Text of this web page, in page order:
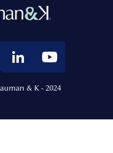
& K - 2024